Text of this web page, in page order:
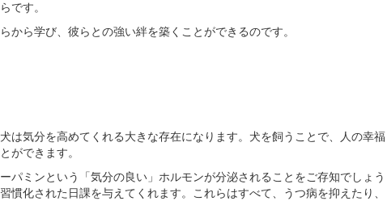
です。
から学び、彼らとの強い絆を築くことができるのです。
は気分を高めてくれる大きな存在になります。犬を飼うことで、人の幸福
ができます。
パミンという「気分の良い」ホルモンが分泌されることをご存知でしょう
慣化された日課を与えてくれます。これらはすべて、うつ病を抑えたり、